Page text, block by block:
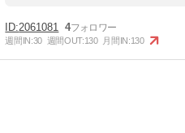
2061081 4
週間IN:30 週間OUT:130 月間IN:130